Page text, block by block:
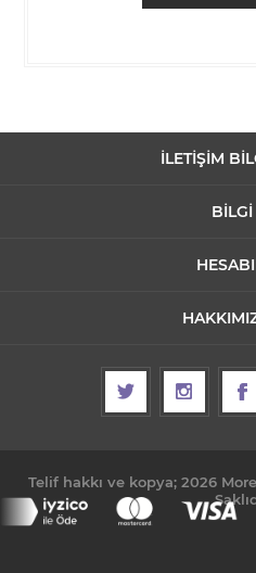
İLETIŞIM
BILGI
Telif hakkı ve kopya; 2026